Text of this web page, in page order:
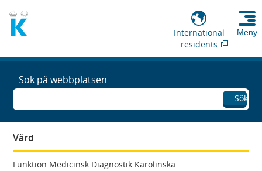
International
residents
Meny
Sök på webbplatsen
Sök
Vård
Funktion Medicinsk Diagnostik Karolinska